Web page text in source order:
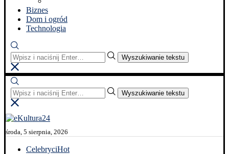
Biznes
Dom i ogród
Technologia
Wyszukiwanie tekstu
Wyszukiwanie tekstu
środa, 5 sierpnia, 2026
CelebryciHot